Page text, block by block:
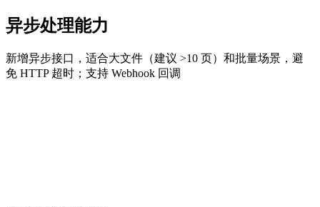
异步处理能力
新增异步接口，适合大文件（建议 >10 页）和批量场景，避
免 HTTP 超时；支持 Webhook 回调